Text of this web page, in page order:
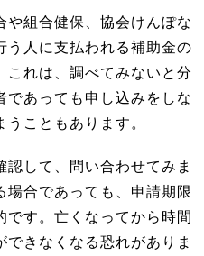
や組合健保、協会けんぽな
う人に支払われる補助金の
これは、調べてみないと分
であっても申し込みをしな
こともあります。
認して、問い合わせてみま
場合であっても、申請期限
です。亡くなってから時間
きなくなる恐れがありま